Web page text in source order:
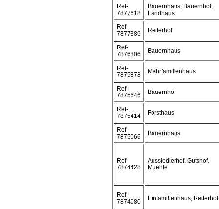
Ref-
7877618
Bauernhaus, Bauernhof,
Landhaus
Ref-
7877386
Reiterhof
Ref-
7876806
Bauernhaus
Ref-
7875878
Mehrfamilienhaus
Ref-
7875646
Bauernhof
Ref-
7875414
Forsthaus
Ref-
7875066
Bauernhaus
Ref-
7874428
Aussiedlerhof, Gutshof,
Muehle
Ref-
7874080
Einfamilienhaus, Reiterhof